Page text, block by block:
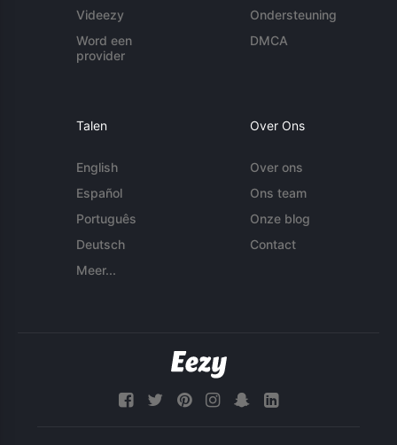
Videezy
Word een
provider
Ondersteuning
DMCA
Talen
English
Español
Português
Deutsch
Meer...
Over Ons
Over ons
Ons team
Onze blog
Contact